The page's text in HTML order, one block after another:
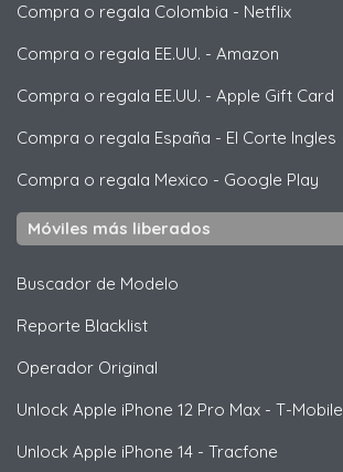
Compra o regala Colombia - Netflix
Compra o regala EE.UU. - Amazon
Compra o regala EE.UU. - Apple Gift Card
Compra o regala España - El Corte Ingles
Compra o regala Mexico - Google Play
Móviles más liberados
Buscador de Modelo
Reporte Blacklist
Operador Original
Unlock Apple iPhone 12 Pro Max - T-Mobile
Unlock Apple iPhone 14 - Tracfone